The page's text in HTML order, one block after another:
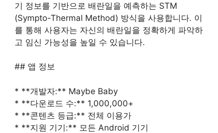
기 정보를 기반으로 배란일을 예측하는 STM
(Sympto-Thermal Method) 방식을 사용합니다. 이
를 통해 사용자는 자신의 배란일을 정확하게 파악하
고 임신 가능성을 높일 수 있습니다.
## 앱 정보
* **개발자:** Maybe Baby
* **다운로드 수:** 1,000,000+
* **콘텐츠 등급:** 전체 이용가
* **지원 기기:** 모든 Android 기기